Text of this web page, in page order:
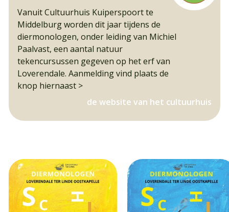
Vanuit Cultuurhuis Kuiperspoort te
Middelburg worden dit jaar tijdens de
diermonologen, onder leiding van Michiel
Paalvast, een aantal natuur
tekencursussen gegeven op het erf van
Loverendale. Aanmelding vind plaats de
knop hiernaast >
de website van het cultuurhuis